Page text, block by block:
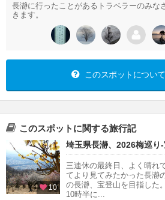
長瀞に行ったことがあるトラベラーのみな
きます。
このスポットについ
このスポットに関する旅行記
10
埼玉県長瀞、2026梅巡り
三連休の最終日、よく晴れ
てより見てみたかった長瀞
の長瀞、宝登山を目指した
10時半に...